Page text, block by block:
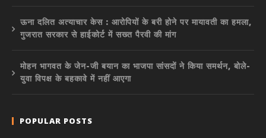
ऊना दलित अत्याचार केस : आरोपियों के बरी होने पर मायावती का हमला,
गुजरात सरकार से हाईकोर्ट में सख्त पैरवी की मांग
मोहन भागवत के जेन-जी बयान का भाजपा सांसदों ने किया समर्थन, बोले-
युवा विपक्ष के बहकावे में नहीं आएगा
POPULAR POSTS